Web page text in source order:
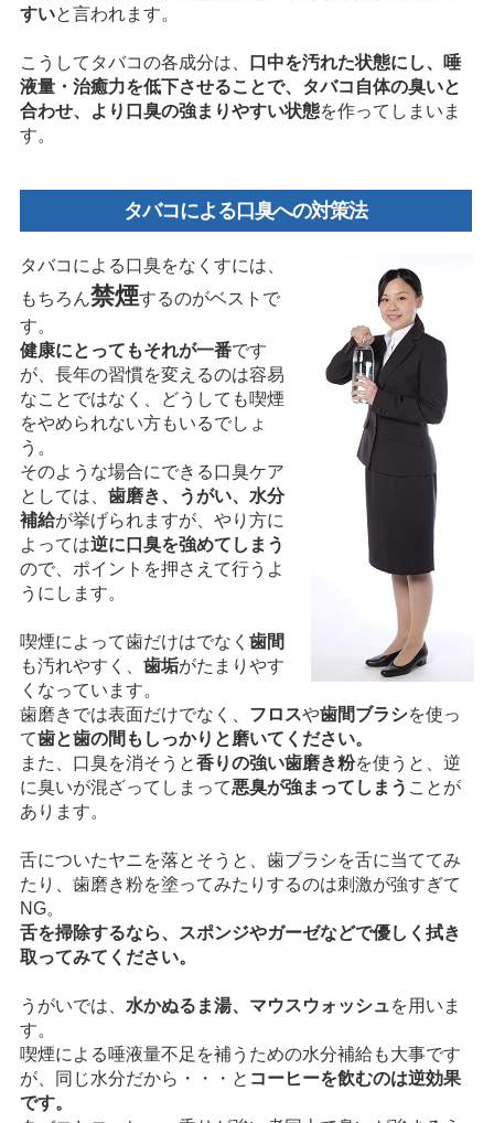
すいと言われます。
こうしてタバコの各成分は、
口中を汚れた状態にし、唾
液量・治癒力を低下させることで、タバコ自体の臭いと
合わせ、より口臭の強まりやすい状態を作ってしまいま
す。
タバコによる口臭への対策法
タバコによる口臭をなくすには、
もちろん禁煙するのがベストで
す。
健康にとってもそれが一番です
が、長年の習慣を変えるのは容易
なことではなく、どうしても喫煙
をやめられない方もいるでしょ
う。
そのような場合にできる口臭ケア
としては、 歯磨き、うがい、水分
補給が挙げられますが、やり方に
よっては逆に口臭を強めてしまう
ので、ポイントを押さえて行うよ
うにします。
喫煙によって歯だけはでなく 歯間
も汚れやすく、 歯垢がたまりやす
くなっています。
歯磨きでは表面だけでなく、 フロスや歯間ブラシを使っ
て歯と歯の間もしっかりと磨いてください。
また、口臭を消そうと香りの強い歯磨き粉を使うと、逆
に臭いが混ざってしまって悪臭が強まってしまう ことが
あります。
舌についたヤニを落とそうと、歯ブラシを舌に当ててみ
たり、歯磨き粉を塗ってみたりするのは刺激が強すぎて
NG。
舌を掃除するなら、スポンジやガーゼなどで優しく拭き
取ってみてください。
うがいでは、 水かぬるま湯、マウスウォッシュを用いま
す。
喫煙による唾液量不足を補うための水分補給も大事です
が、同じ水分だから・・・と コーヒーを飲むのは逆効果
です。